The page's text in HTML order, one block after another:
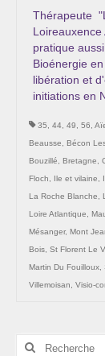
Les
Qui suis je ?
Mon
Calendrier
Bertrand
Thérapeute
pratique
Bioénergie
libération et
initiations en
35 44 49 56
Beausse
Bécon
Bouzillé
Bretagne
Floch
Ile et vilaine
La Roche Blanche
Loire Atlantique
Mésanger, Mont
Bois St Florent Le
Martin Du Fouilloux
Villemoisan
Visio-
Rechercher